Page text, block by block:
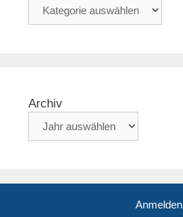
Archiv
Anmelden